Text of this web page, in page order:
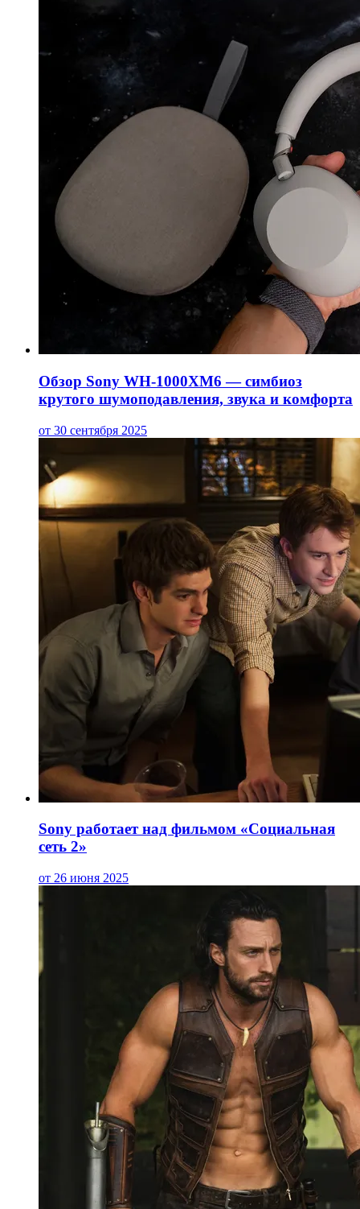
Обзор Sony WH-1000XM6 — симбиоз
крутого шумоподавления, звука и комфорта
от 30 сентября 2025
Sony работает над фильмом «Социальная
сеть 2»
от 26 июня 2025